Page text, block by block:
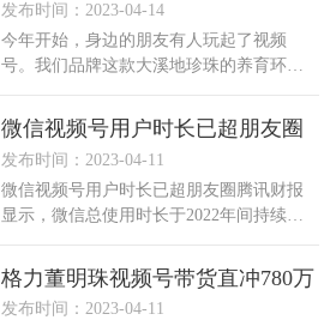
发布时间：2023-04-14
今年开始，身边的朋友有人玩起了视频
号。我们品牌这款大溪地珍珠的养育环境
黑碟贝，只有50个可以成功培殖出大溪地
珍珠。”“这
微信视频号用户时长已超朋友圈
发布时间：2023-04-11
微信视频号用户时长已超朋友圈腾讯财报
显示，微信总使用时长于2022年间持续增
同期的两倍和三倍，均超过朋友圈使用时
长。小程序已
格力董明珠视频号带货直冲780万
发布时间：2023-04-11